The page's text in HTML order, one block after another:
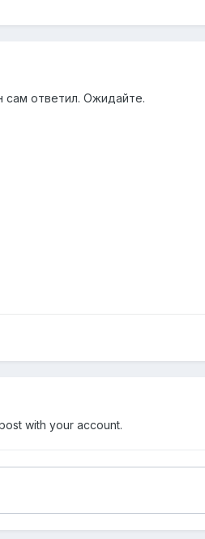
сам ответил. Ожидайте.
with your account.